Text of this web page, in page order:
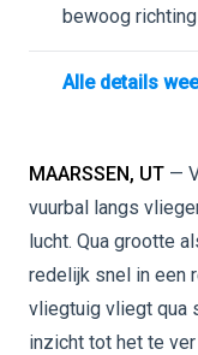
bewoog
Alle details
MAARSSEN, UT —
vuurbal langs
lucht. Qua grootte
redelijk snel in een
vliegtuig vliegt qua
inzicht tot het te